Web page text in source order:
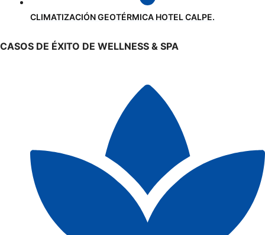
CLIMATIZACIÓN GEOTÉRMICA HOTEL CALPE.
CASOS DE ÉXITO DE WELLNESS & SPA